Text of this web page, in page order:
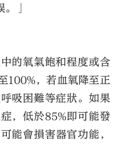
」
的氧氣飽和程度或含
100%，若血氧降至正
吸困難等症狀。如果
，低於85%即可能發
能會損害器官功能，